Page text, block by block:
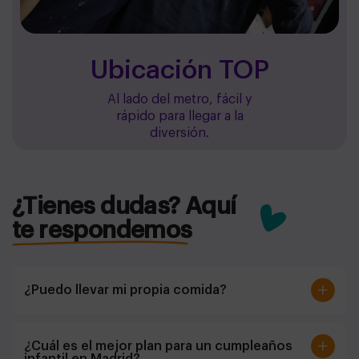
Ubicación TOP
Al lado del metro, fácil y
rápido para llegar a la
diversión.
¿Tienes dudas? Aquí
te respondemos
¿Puedo llevar mi propia comida?
¿Cuál es el mejor plan para un cumpleaños